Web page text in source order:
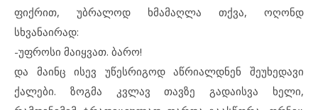
ფიქრით, უბრალოდ ხმამაღლა თქვა, ოღონდ
სხვანაირად:
-უფროსი მაიყვათ. ბარო!
და მაინც ისევ უწესრიგოდ აწრიალდნენ შეუხედავი
ქალები. ზოგმა კვლავ თავზე გადაისვა ხელი,